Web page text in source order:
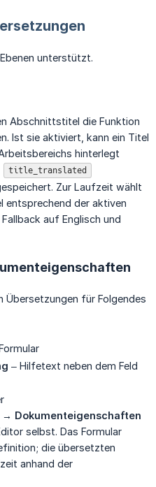
unterstützt.
Abschnittstitel die Funktion
Ist sie aktiviert, kann ein Titel
hinterlegt
title_translated
Zur Laufzeit wählt
entsprechend der aktiven
auf Englisch und
Übersetzungen für Folgendes
– Hilfetext neben dem Feld
Dokumenteigenschaften
selbst. Das Formular
die übersetzten
anhand der